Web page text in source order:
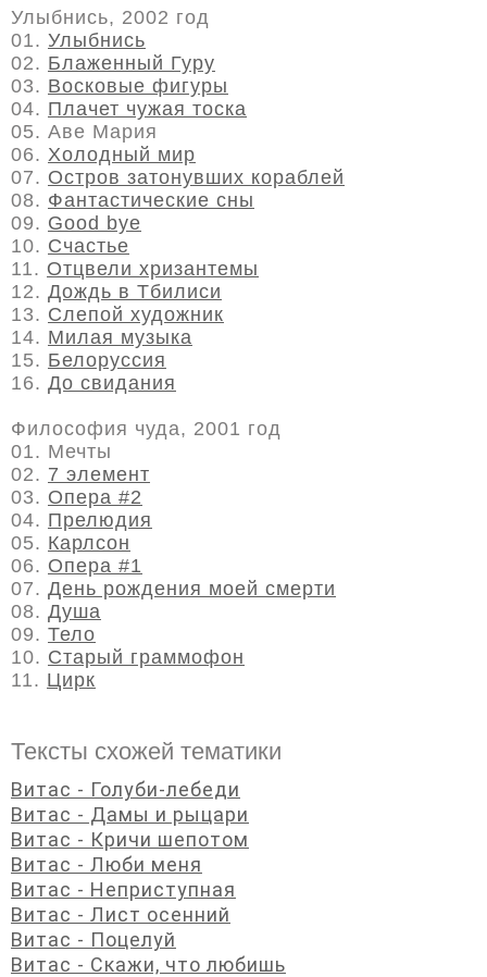
Улыбнись, 2002 год
01. Улыбнись
02. Блаженный Гуру
03. Восковые фигуры
04. Плачет чужая тоска
05. Аве Мария
06. Холодный мир
07. Остров затонувших кораблей
08. Фантастические сны
09. Good bye
10. Счастье
11. Отцвели хризантемы
12. Дождь в Тбилиси
13. Слепой художник
14. Милая музыка
15. Белоруссия
16. До свидания
Философия чуда, 2001 год
01. Мечты
02. 7 элемент
03. Опера #2
04. Прелюдия
05. Карлсон
06. Опера #1
07. День рождения моей смерти
08. Душа
09. Тело
10. Старый граммофон
11. Цирк
Тексты схожей тематики
Витас - Голуби-лебеди
Витас - Дамы и рыцари
Витас - Кричи шепотом
Витас - Люби меня
Витас - Неприступная
Витас - Лист осенний
Витас - Поцелуй
Витас - Скажи, что любишь